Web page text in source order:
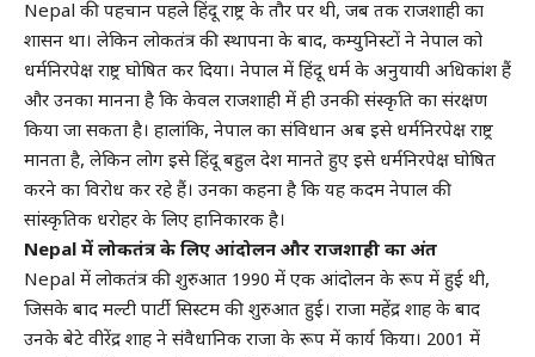
Nepal की पहचान पहले हिंदू राष्ट्र के तौर पर थी, जब तक राजशाही का
शासन था। लेकिन लोकतंत्र की स्थापना के बाद, कम्युनिस्टों ने नेपाल को
धर्मनिरपेक्ष राष्ट्र घोषित कर दिया। नेपाल में हिंदू धर्म के अनुयायी अधिकांश हैं
और उनका मानना है कि केवल राजशाही में ही उनकी संस्कृति का संरक्षण
किया जा सकता है। हालांकि, नेपाल का संविधान अब इसे धर्मनिरपेक्ष राष्ट्र
मानता है, लेकिन लोग इसे हिंदू बहुल देश मानते हुए इसे धर्मनिरपेक्ष घोषित
करने का विरोध कर रहे हैं। उनका कहना है कि यह कदम नेपाल की
सांस्कृतिक धरोहर के लिए हानिकारक है।
Nepal में लोकतंत्र के लिए आंदोलन और राजशाही का अंत
Nepal में लोकतंत्र की शुरुआत 1990 में एक आंदोलन के रूप में हुई थी,
जिसके बाद मल्टी पार्टी सिस्टम की शुरुआत हुई। राजा महेंद्र शाह के बाद
उनके बेटे वीरेंद्र शाह ने संवैधानिक राजा के रूप में कार्य किया। 2001 में